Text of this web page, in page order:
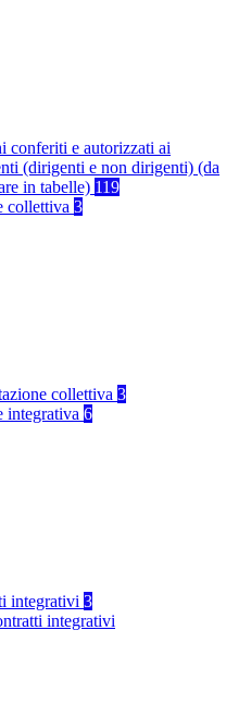
conferiti e autorizzati ai
(dirigenti e non dirigenti) (da
in tabelle) 119
collettiva 3
collettiva 3
integrativa 6
integrativi 3
integrativi